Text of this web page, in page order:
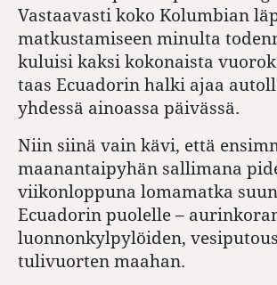
Vastaavasti koko Kolumbian
matkustamiseen minulta
kuluisi kaksi kokonaista
taas Ecuadorin halki ajaa
yhdessä ainoassa päivässä.
Niin siinä vain kävi, että
maanantaipyhän sallimana
viikonloppuna lomamatka
Ecuadorin puolelle –
luonnonkylpylöiden,
tulivuorten maahan.